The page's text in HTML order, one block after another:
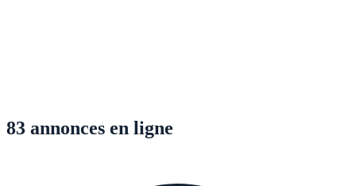
83 annonces en ligne